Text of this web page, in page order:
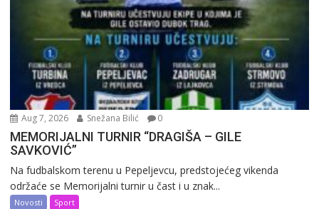
Aug 7, 2026 Snežana Bilić 0
MEMORIJALNI TURNIR “DRAGIŠA – GILE
SAVKOVIĆ”
Na fudbalskom terenu u Pepeljevcu, predstojećeg vikenda
održaće se Memorijalni turnir u čast i u znak...
Novosti Sport